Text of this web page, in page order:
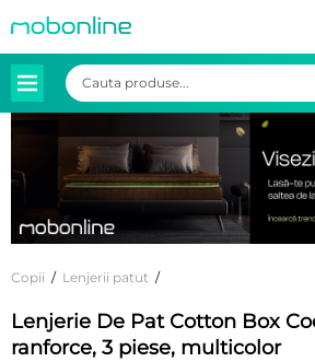
Products
search
Copii / Lenjerii patut /
Lenjerie De Pat Cotton Box
ranforce, 3 piese, multicolor